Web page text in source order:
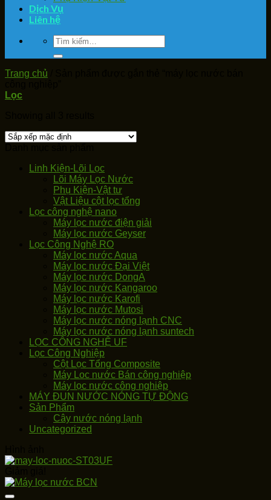
Dịch Vụ
Liên hệ
Tìm
kiếm:
Trang chủ
Lọc
Linh Kiện-Lõi Lọc
Lõi Máy Lọc Nước
Phụ Kiện-Vật tư
Vật Liệu cột lọc tổng
Lọc công nghệ nano
Máy lọc nước điện giải
Máy lọc nước Geyser
Lọc Công Nghệ RO
Máy lọc nước Aqua
Máy lọc nước Đại Việt
Máy lọc nước DongA
Máy lọc nước Kangaroo
Máy lọc nước Karofi
Máy lọc nước Mutosi
Máy lọc nước nóng lạnh CNC
Máy lọc nước nóng lạnh suntech
LỌC CÔNG NGHỆ UF
Lọc Công Nghiệp
Cột Lọc Tổng Composite
Máy Loc nước Bán công nghiệp
Máy lọc nước công nghiệp
MÁY ĐUN NƯỚC NÓNG TỰ ĐỘNG
Sản Phẩm
Cây nước nóng lạnh
Uncategorized